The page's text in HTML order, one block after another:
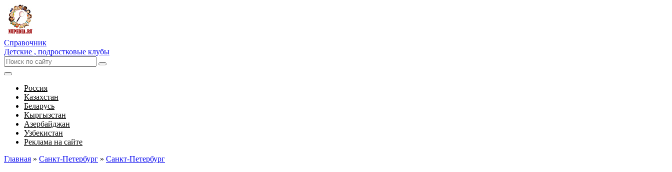
Справочник
Детские , подростковые клубы
Россия
Казахстан
Беларусь
Кыргызстан
Азербайджан
Узбекистан
Реклама на сайте
Главная » Санкт-Петербург » Санкт-Петербург